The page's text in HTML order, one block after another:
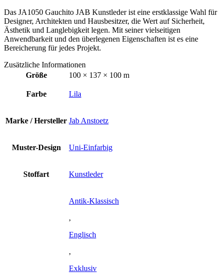
Das JA1050 Gauchito JAB Kunstleder ist eine erstklassige Wahl für
Designer, Architekten und Hausbesitzer, die Wert auf Sicherheit,
Ästhetik und Langlebigkeit legen. Mit seiner vielseitigen
Anwendbarkeit und den überlegenen Eigenschaften ist es eine
Bereicherung für jedes Projekt.
Zusätzliche Informationen
Größe
100 × 137 × 100 m
Farbe Lila
Marke / Hersteller Jab Anstoetz
Muster-Design Uni-Einfarbig
Stoffart Kunstleder
Antik-Klassisch
,
Englisch
,
Exklusiv